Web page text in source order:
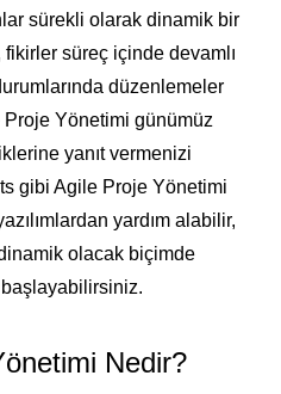
sürekli olarak dinamik bir
süreç içinde devamlı
düzenlemeler
Yönetimi günümüz
yanıt vermenizi
gibi Agile Proje Yönetimi
yardım alabilir,
olacak biçimde
Nedir?